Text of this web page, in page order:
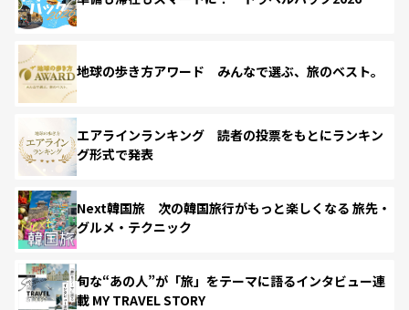
地球の歩き方アワード みんなで選ぶ、旅のベスト。
エアラインランキング 読者の投票をもとにランキン
グ形式で発表
Next韓国旅 次の韓国旅行がもっと楽しくなる 旅先・
グルメ・テクニック
旬な“あの人”が「旅」をテーマに語るインタビュー連
載 MY TRAVEL STORY